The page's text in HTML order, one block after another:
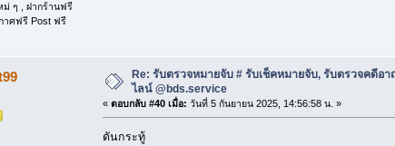
ม่ ๆ , ฝากร้านฟรี
าศฟรี Post ฟรี
Re: รับตรวจหมายจับ # รับเช็คหมายจับ, รับตรวจคดีอ
ไลน์ @bds.service
« ตอบกลับ #40 เมื่อ: วันที่ 5 กันยายน 2025, 14:56:58 น. »
ดันกระทู้